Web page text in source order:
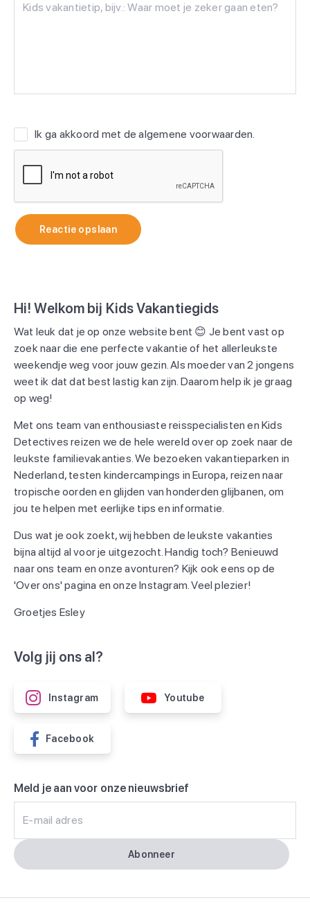
Ik ga akkoord met dealgemene voorwaarden.
Reactie opslaan
Hi! Welkom bij Kids Vakantiegids
Wat leuk dat je op onze website bent 😊 Je bent vast op
zoek naar die ene perfecte vakantie of het allerleukste
weekendje weg voor jouw gezin. Als moeder van 2 jongens
weet ik dat dat best lastig kan zijn. Daarom help ik je graag
op weg!
Met ons team van enthousiaste reisspecialisten en Kids
Detectives reizen we de hele wereld over op zoek naar de
leukste familievakanties. We bezoeken vakantieparken in
Nederland, testen kindercampings in Europa, reizen naar
tropische oorden en glijden van honderden glijbanen, om
jou te helpen met eerlijke tips en informatie.
Dus wat je ook zoekt, wij hebben de leukste vakanties
bijna altijd al voor je uitgezocht. Handig toch? Benieuwd
naar ons team en onze avonturen? Kijk ook eens op de
'Over ons' pagina en onze Instagram. Veel plezier!
Groetjes Esley
Volg jij ons al?
Instagram Youtube
Facebook
Meld je aan voor onze nieuwsbrief
E-mail adres
Abonneer